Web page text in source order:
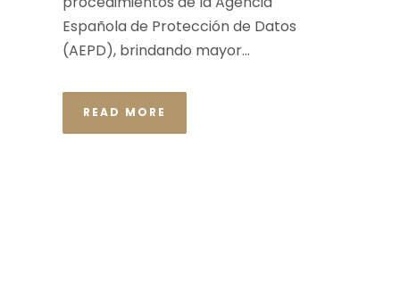
Española de Protección de Datos
(AEPD), brindando mayor...
READ MORE